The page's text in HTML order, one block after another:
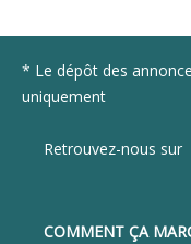
* Le dépôt des
uniquement
Retrouvez-nous sur
COMMENT ÇA